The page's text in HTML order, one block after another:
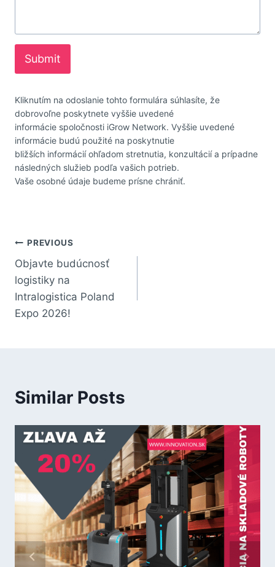
Submit
Kliknutím na odoslanie tohto formulára súhlasíte, že
dobrovoľne poskytnete vyššie uvedené
informácie spoločnosti iGrow Network. Vyššie uvedené
informácie budú použité na poskytnutie
bližších informácií ohľadom stretnutia, konzultácií a prípadne
následných služieb podľa vašich potrieb.
Vaše osobné údaje budeme prísne chrániť.
PREVIOUS
Objavte budúcnosť
logistiky na
Intralogistica Poland
Expo 2026!
Similar Posts